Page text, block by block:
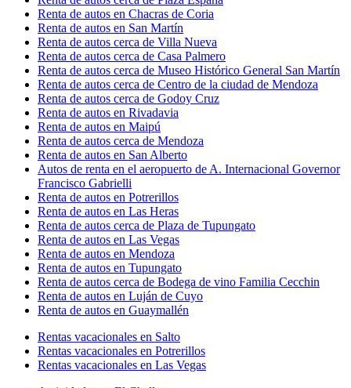
Renta de autos en Chacras de Coria
Renta de autos en San Martín
Renta de autos cerca de Villa Nueva
Renta de autos cerca de Casa Palmero
Renta de autos cerca de Museo Histórico General San Martín
Renta de autos cerca de Centro de la ciudad de Mendoza
Renta de autos cerca de Godoy Cruz
Renta de autos en Rivadavia
Renta de autos en Maipú
Renta de autos cerca de Mendoza
Renta de autos en San Alberto
Autos de renta en el aeropuerto de A. Internacional Governor
Francisco Gabrielli
Renta de autos en Potrerillos
Renta de autos en Las Heras
Renta de autos cerca de Plaza de Tupungato
Renta de autos en Las Vegas
Renta de autos en Mendoza
Renta de autos en Tupungato
Renta de autos cerca de Bodega de vino Familia Cecchin
Renta de autos en Luján de Cuyo
Renta de autos en Guaymallén
Rentas vacacionales en Salto
Rentas vacacionales en Potrerillos
Rentas vacacionales en Las Vegas